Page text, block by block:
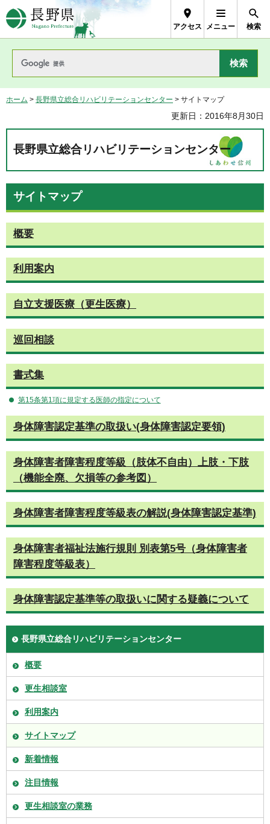
長野県Nagano Prefecture
アクセス メニュー 検索
ホーム > 長野県立総合リハビリテーションセンター > サイトマップ
更新日：2016年8月30日
長野県立総合リハビリテーションセンター
サイトマップ
概要
利用案内
自立支援医療（更生医療）
巡回相談
書式集
第15条第1項に規定する医師の指定について
身体障害認定基準の取扱い(身体障害認定要領)
身体障害者障害程度等級（肢体不自由）上肢・下肢
（機能全廃、欠損等の参考図）
身体障害者障害程度等級表の解説(身体障害認定基準)
身体障害者福祉法施行規則 別表第5号（身体障害者
障害程度等級表）
身体障害認定基準等の取扱いに関する疑義について
長野県立総合リハビリテーションセンター
概要
更生相談室
利用案内
サイトマップ
新着情報
注目情報
更生相談室の業務